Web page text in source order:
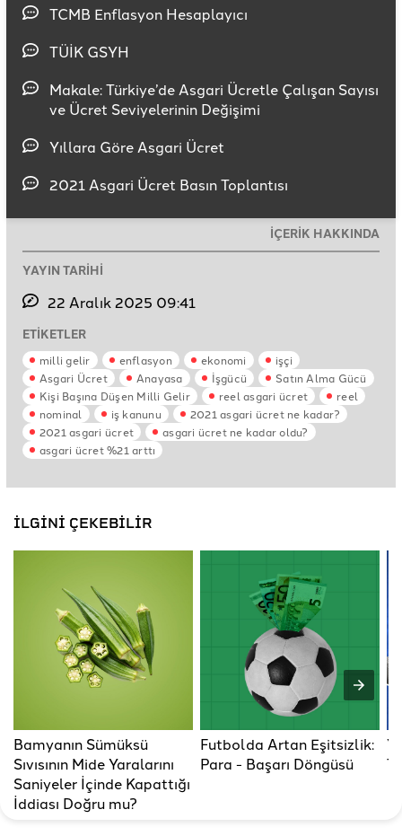
TCMB Enflasyon Hesaplayıcı
TÜİK GSYH
Makale: Türkiye’de Asgari Ücretle Çalışan Sayısı
ve Ücret Seviyelerinin Değişimi
Yıllara Göre Asgari Ücret
2021 Asgari Ücret Basın Toplantısı
İÇERİK HAKKINDA
YAYIN TARİHİ
22 Aralık 2025 09:41
ETİKETLER
milli gelir enflasyon ekonomi
işçi
Asgari Ücret
Anayasa İşgücü
Satın Alma Gücü
Kişi Başına Düşen Milli Gelir
reel asgari ücret
reel
nominal
iş kanunu
2021 asgari ücret ne kadar?
2021 asgari ücret
asgari ücret ne kadar oldu?
asgari ücret %21 arttı
İLGİNİ ÇEKEBİLİR
Bamyanın Sümüksü
Sıvısının Mide Yaralarını
Saniyeler İçinde Kapattığı
İddiası Doğru mu?
Futbolda Artan Eşitsizlik:
Para - Başarı Döngüsü